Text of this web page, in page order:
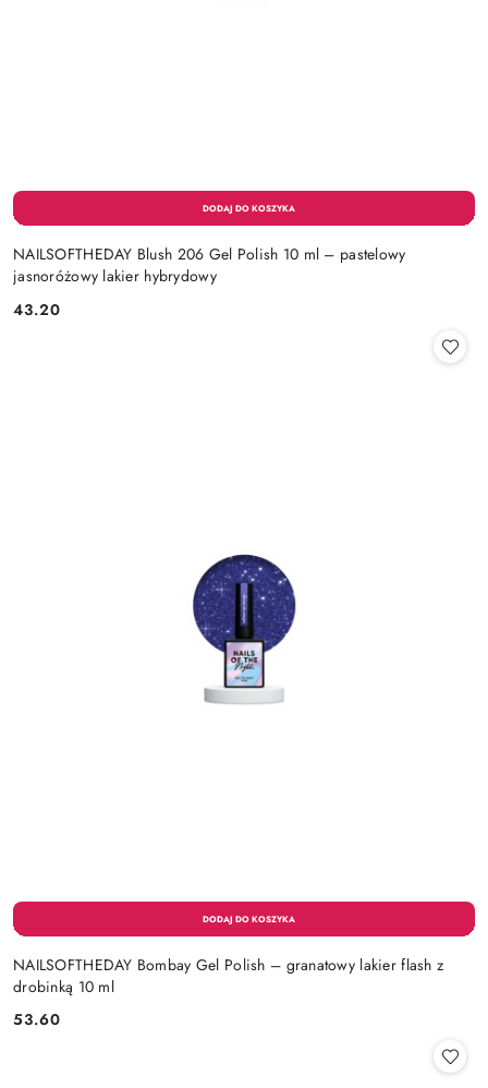
NAILSOFTHEDAY Blush 206 Gel Polish 10 ml – pastelowy
jasnoróżowy lakier hybrydowy
Cena:
43.20
NAILSOFTHEDAY Bombay Gel Polish – granatowy lakier flash z
drobinką 10 ml
Cena:
53.60